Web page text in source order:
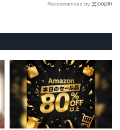
Recommended by